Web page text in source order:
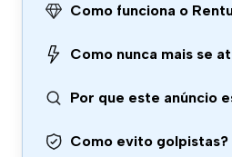
Como funciona o
Como nunca mais se
Por que este anúncio
Como evito golpistas?